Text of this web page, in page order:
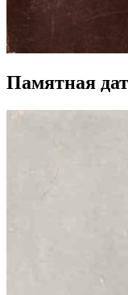
Памятная